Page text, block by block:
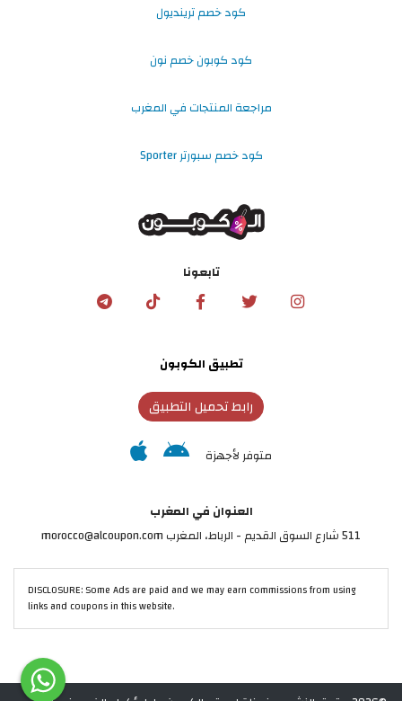
كود خصم ترينديول
كود كوبون خصم نون
مراجعة المنتجات في المغرب
كود خصم سبورتر Sporter
تابعونا
تطبيق الكوبون
رابط تحميل التطبيق
متوفر لأجهزة
العنوان في المغرب
511 شارع السوق القديم - الرباط، المغرب morocco@alcoupon.com
DISCLOSURE: Some Ads are paid and we may earn commissions from using
links and coupons in this website.